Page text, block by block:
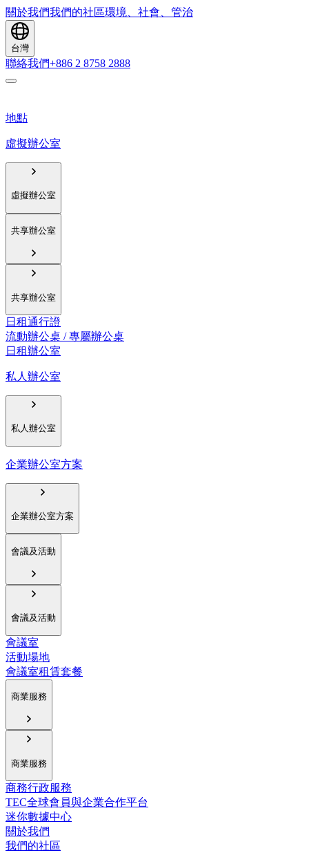
關於我們我們的社區環境、社會、管治
台灣
聯絡我們+886 2 8758 2888
地點
虛擬辦公室
虛擬辦公室
共享辦公室
共享辦公室
日租通行證
流動辦公桌 / 專屬辦公桌
日租辦公室
私人辦公室
私人辦公室
企業辦公室方案
企業辦公室方案
會議及活動
會議及活動
會議室
活動場地
會議室租賃套餐
商業服務
商業服務
商務行政服務
TEC全球會員與企業合作平台
迷你數據中心
關於我們
我們的社區